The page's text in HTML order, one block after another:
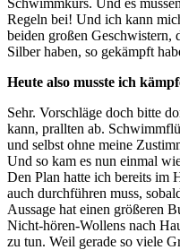
Regeln bei! Und ich kann
beiden großen
Silber haben, so gekämpft
Heute also musste ich
Sehr. Vorschläge doch bitte
kann, prallten ab.
und selbst ohne meine
Und so kam es nun einmal
Den Plan hatte ich bereits im
auch durchführen muss,
Aussage hat einen größeren
Nicht-hören-Wollens nach
zu tun. Weil gerade so viele